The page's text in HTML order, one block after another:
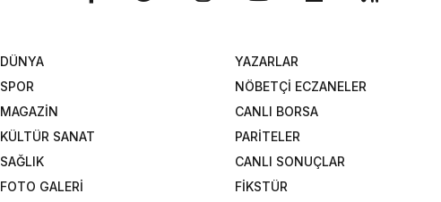
DÜNYA
SPOR
MAGAZİN
KÜLTÜR SANAT
SAĞLIK
FOTO GALERİ
YAZARLAR
NÖBETÇİ ECZANELER
CANLI BORSA
PARİTELER
CANLI SONUÇLAR
FİKSTÜR